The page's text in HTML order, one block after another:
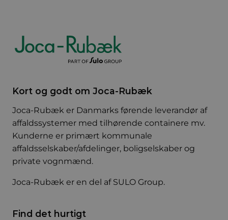
Kort og godt om Joca-Rubæk
Joca-Rubæk er Danmarks førende leverandør af
affaldssystemer med tilhørende containere mv.
Kunderne er primært kommunale
affaldsselskaber/afdelinger, boligselskaber og
private vognmænd.
Joca-Rubæk er en del af SULO Group.
Find det hurtigt